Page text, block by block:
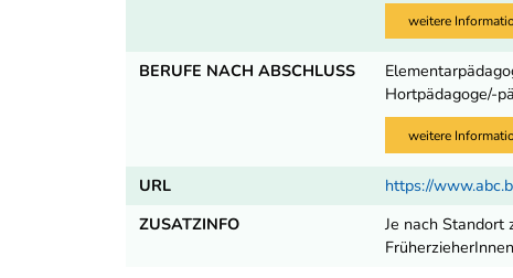
weitere
BERUFE NACH ABSCHLUSS
Hortpädagoge/-
weitere
URL https://
ZUSATZINFO
Je nach Standort